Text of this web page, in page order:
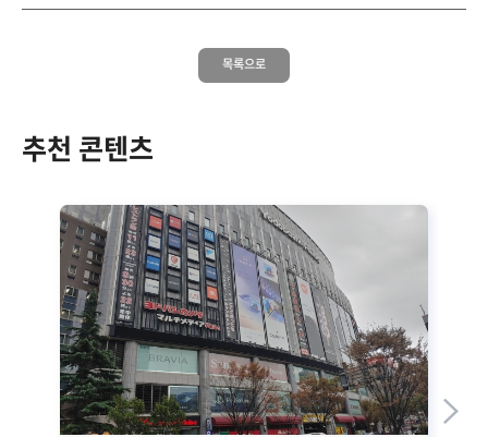
목록으로
추천 콘텐츠